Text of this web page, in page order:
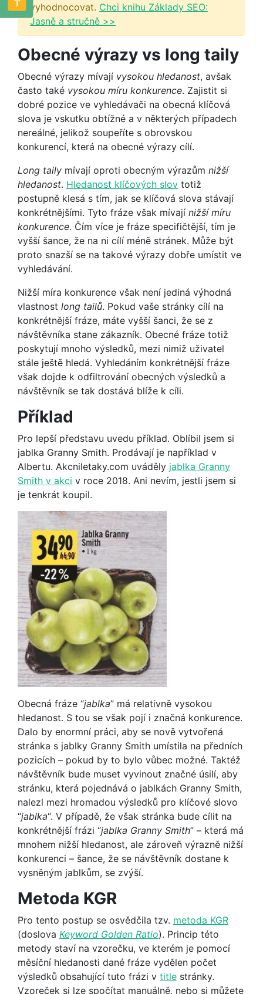
vyhodnocovat. Chci knihu Základy SEO:
Jasně a stručně >>
Obecné výrazy vs long taily
Obecné výrazy mívají vysokou hledanost, avšak
často také vysokou míru konkurence. Zajistit si
dobré pozice ve vyhledávači na obecná klíčová
slova je vskutku obtížné a v některých případech
nereálné, jelikož soupeříte s obrovskou
konkurencí, která na obecné výrazy cílí.
Long taily mívají oproti obecným výrazům nižší
hledanost. Hledanost klíčových slov totiž
postupně klesá s tím, jak se klíčová slova stávají
konkrétnějšími. Tyto fráze však mívají nižší míru
konkurence. Čím více je fráze specifičtější, tím je
vyšší šance, že na ni cílí méně stránek. Může být
proto snazší se na takové výrazy dobře umístit ve
vyhledávání.
Nižší míra konkurence však není jediná výhodná
vlastnost long tailů. Pokud vaše stránky cílí na
konkrétnější fráze, máte vyšší šanci, že se z
návštěvníka stane zákazník. Obecné fráze totiž
poskytují mnoho výsledků, mezi nimiž uživatel
stále ještě hledá. Vyhledáním konkrétnější fráze
však dojde k odfiltrování obecných výsledků a
návštěvník se tak dostává blíže k cíli.
Příklad
Pro lepší představu uvedu příklad. Oblíbil jsem si
jablka Granny Smith. Prodávají je například v
Albertu. Akcniletaky.com uváděly jablka Granny
Smith v akci v roce 2018. Ani nevím, jestli jsem si
je tenkrát koupil.
Obecná fráze “jablka” má relativně vysokou
hledanost. S tou se však pojí i značná konkurence.
Dalo by enormní práci, aby se nově vytvořená
stránka s jablky Granny Smith umístila na předních
pozicích – pokud by to bylo vůbec možné. Taktéž
návštěvník bude muset vyvinout značné úsilí, aby
stránku, která pojednává o jablkách Granny Smith,
nalezl mezi hromadou výsledků pro klíčové slovo
“jablka“. V případě, že však stránka bude cílit na
konkrétnější frázi “jablka Granny Smith” – která má
mnohem nižší hledanost, ale zároveň výrazně nižší
konkurenci – šance, že se návštěvník dostane k
vysněným jablkům, se zvýší.
Metoda KGR
Pro tento postup se osvědčila tzv. metoda KGR
(doslova Keyword Golden Ratio). Princip této
metody staví na vzorečku, ve kterém je pomocí
měsíční hledanosti dané fráze vydělen počet
výsledků obsahující tuto frázi v title stránky.
Vzoreček si lze spočítat manuálně, nebo si můžete